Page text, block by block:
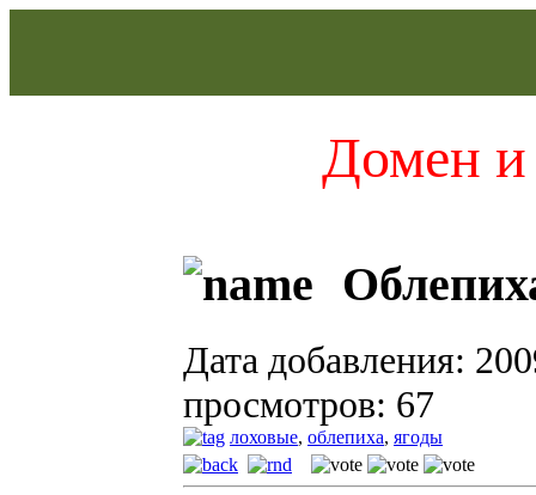
Домен и
Дата добавления:
просмотров: 67
лоховые, облепиха, ягоды